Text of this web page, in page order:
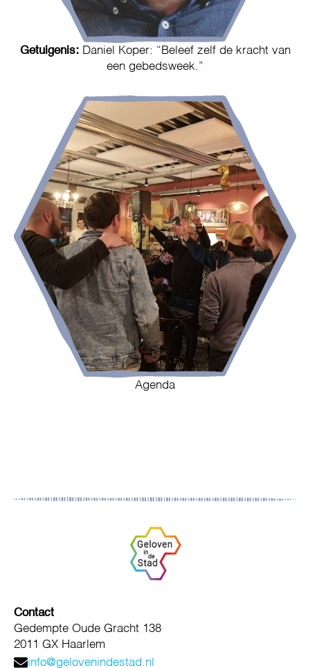
Getuigenis: Daniel Koper: “Beleef zelf de kracht van
een gebedsweek.”
Agenda
Contact
Gedempte Oude Gracht 138
2011 GX Haarlem
info@gelovenindestad.nl